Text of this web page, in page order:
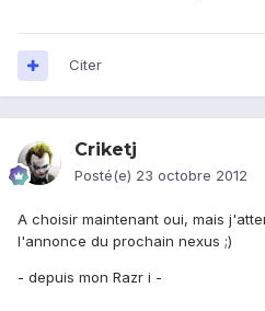
Citer
Criketj
Posté(e) 23 octobre 2012
A choisir maintenant oui, mais
l'annonce du prochain nexus ;)
- depuis mon Razr i -